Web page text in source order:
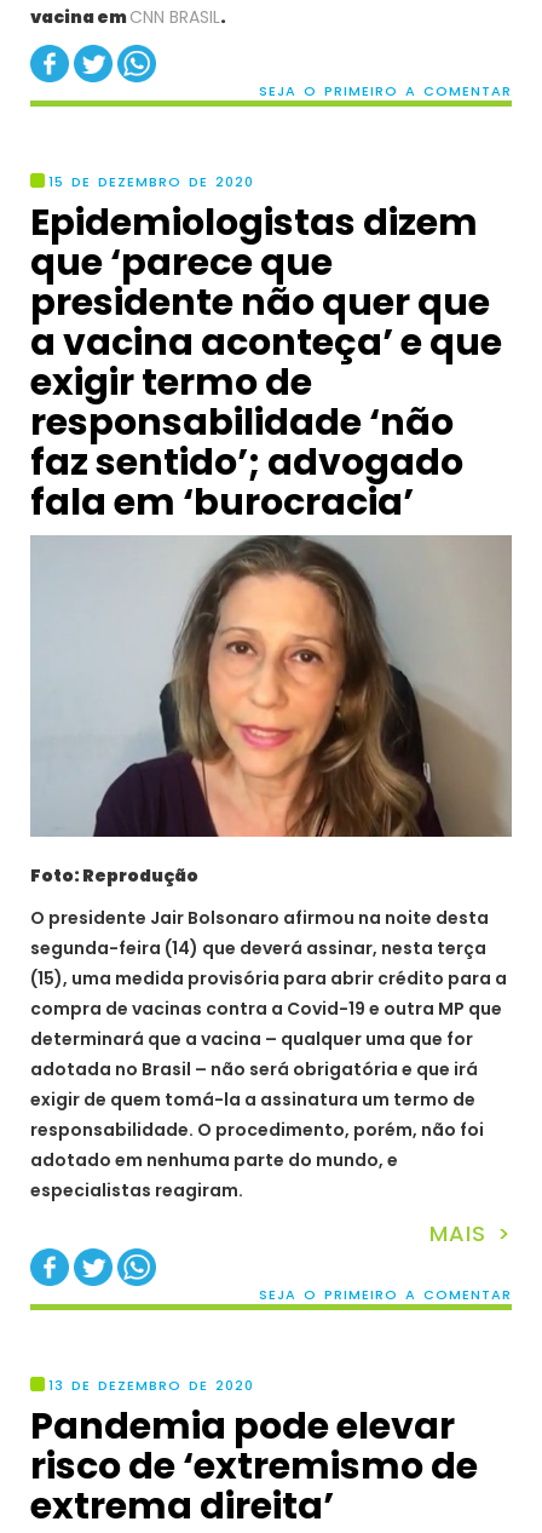
vacina emCNN BRASIL.
SEJA O PRIMEIRO A COMENTAR
15 DE DEZEMBRO DE 2020
Epidemiologistas dizem
que ‘parece que
presidente não quer que
a vacina aconteça’ e que
exigir termo de
responsabilidade ‘não
faz sentido’; advogado
fala em ‘burocracia’
Foto: Reprodução
O presidente Jair Bolsonaro afirmou na noite desta
segunda-feira (14) que deverá assinar, nesta terça
(15), uma medida provisória para abrir crédito para a
compra de vacinas contra a Covid-19 e outra MP que
determinará que a vacina – qualquer uma que for
adotada no Brasil – não será obrigatória e que irá
exigir de quem tomá-la a assinatura um termo de
responsabilidade. O procedimento, porém, não foi
adotado em nenhuma parte do mundo, e
especialistas reagiram.
MAIS >
SEJA O PRIMEIRO A COMENTAR
13 DE DEZEMBRO DE 2020
Pandemia pode elevar
risco de ‘extremismo de
extrema direita’